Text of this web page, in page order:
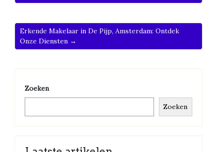
Erkende Makelaar in De Pijp, Amsterdam: Ontdek
Onze Diensten →
Zoeken
Zoeken